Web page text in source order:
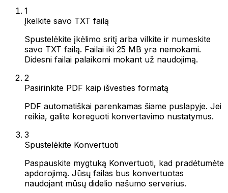
1
Įkelkite savo TXT failą
Spustelėkite įkėlimo sritį arba vilkite ir numeskite
savo TXT failą. Failai iki 25 MB yra nemokami.
Didesni failai palaikomi mokant už naudojimą.
2
Pasirinkite PDF kaip išvesties formatą
PDF automatiškai parenkamas šiame puslapyje. Jei
reikia, galite koreguoti konvertavimo nustatymus.
3
Spustelėkite Konvertuoti
Paspauskite mygtuką Konvertuoti, kad pradėtumėte
apdorojimą. Jūsų failas bus konvertuotas
naudojant mūsų didelio našumo serverius.